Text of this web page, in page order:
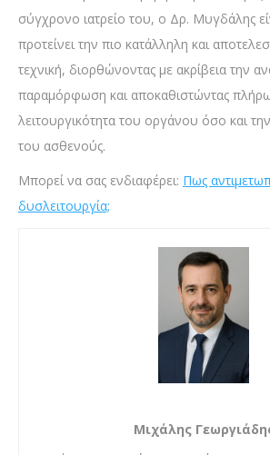
σύγχρονο ιατρείο του, ο Δρ. Μυγδάλης
προτείνει την πιο κατάλληλη και
τεχνική, διορθώνοντας με ακρίβεια την
παραμόρφωση και αποκαθιστώντας
λειτουργικότητα του οργάνου όσο και
του ασθενούς.
Μπορεί να σας ενδιαφέρει: Πως
δυσλειτουργία;
Μιχάλης